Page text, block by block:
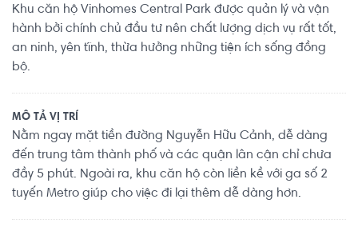
Khu căn hộ Vinhomes Central Park được quản lý và vận
hành bởi chính chủ đầu tư nên chất lượng dịch vụ rất tốt,
an ninh, yên tĩnh, thừa hưởng những tiện ích sống đồng
bộ.
MÔ TẢ VỊ TRÍ
Nằm ngay mặt tiền đường Nguyễn Hữu Cảnh, dễ dàng
đến trung tâm thành phố và các quận lân cận chỉ chưa
đầy 5 phút. Ngoài ra, khu căn hộ còn liền kề với ga số 2
tuyến Metro giúp cho việc đi lại thêm dễ dàng hơn.